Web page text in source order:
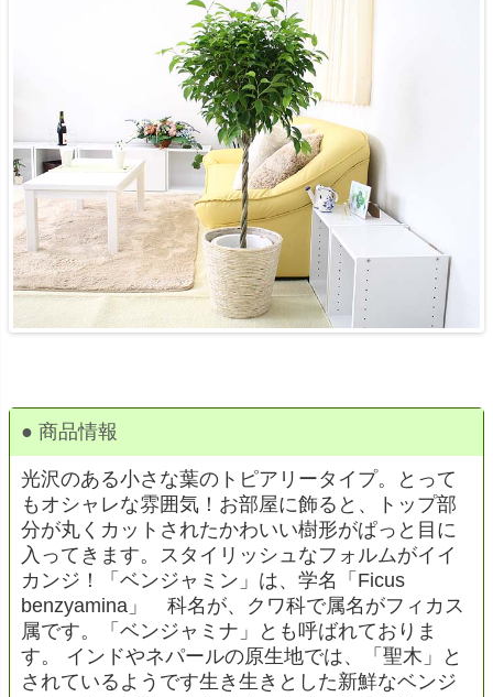
● 商品情報
光沢のある小さな葉のトピアリータイプ。とって
もオシャレな雰囲気！お部屋に飾ると、トップ部
分が丸くカットされたかわいい樹形がぱっと目に
入ってきます。スタイリッシュなフォルムがイイ
カンジ！「ベンジャミン」は、学名「Ficus
benzyamina」 科名が、クワ科で属名がフィカス
属です。「ベンジャミナ」とも呼ばれておりま
す。 インドやネパールの原生地では、「聖木」と
されているようです生き生きとした新鮮なベンジ